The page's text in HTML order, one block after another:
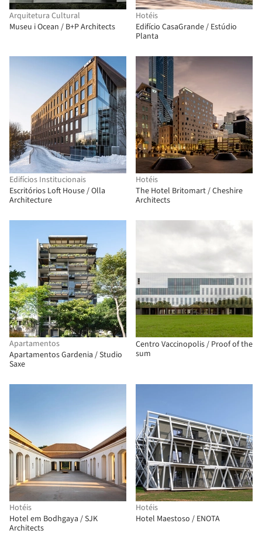
Arquitetura Cultural
Museu i Ocean / B+P Architects
Hotéis
Edifício CasaGrande / Estúdio
Planta
Edifícios Institucionais
Escritórios Loft House / Olla
Architecture
Hotéis
The Hotel Britomart / Cheshire
Architects
Apartamentos
Apartamentos Gardenia / Studio
Saxe
Centro Vaccinopolis / Proof of the
sum
Hotéis
Hotel em Bodhgaya / SJK
Architects
Hotéis
Hotel Maestoso / ENOTA